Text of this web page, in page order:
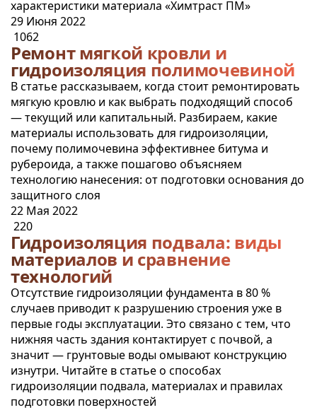
характеристики материала «Химтраст ПМ»
29 Июня 2022
1062
Ремонт мягкой кровли и
гидроизоляция полимочевиной
В статье рассказываем, когда стоит ремонтировать
мягкую кровлю и как выбрать подходящий способ
— текущий или капитальный. Разбираем, какие
материалы использовать для гидроизоляции,
почему полимочевина эффективнее битума и
рубероида, а также пошагово объясняем
технологию нанесения: от подготовки основания до
защитного слоя
22 Мая 2022
220
Гидроизоляция подвала: виды
материалов и сравнение
технологий
Отсутствие гидроизоляции фундамента в 80 %
случаев приводит к разрушению строения уже в
первые годы эксплуатации. Это связано с тем, что
нижняя часть здания контактирует с почвой, а
значит — грунтовые воды омывают конструкцию
изнутри. Читайте в статье о способах
гидроизоляции подвала, материалах и правилах
подготовки поверхностей